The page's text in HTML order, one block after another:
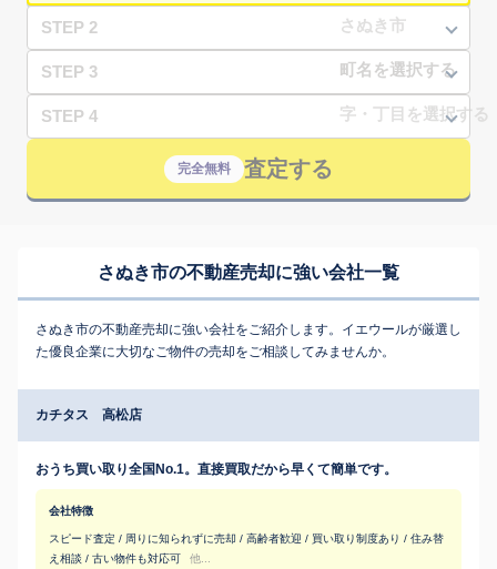
STEP 2
STEP 3
STEP 4
完全無料 査定する
さぬき市の不動産売却に強い会社一覧
さぬき市の不動産売却に強い会社をご紹介します。イエウールが厳選し
た優良企業に大切なご物件の売却をご相談してみませんか。
カチタス 高松店
おうち買い取り全国No.1。直接買取だから早くて簡単です。
会社特徴
スピード査定 / 周りに知られずに売却 / 高齢者歓迎 / 買い取り制度あり / 住み替
え相談 / 古い物件も対応可
他...